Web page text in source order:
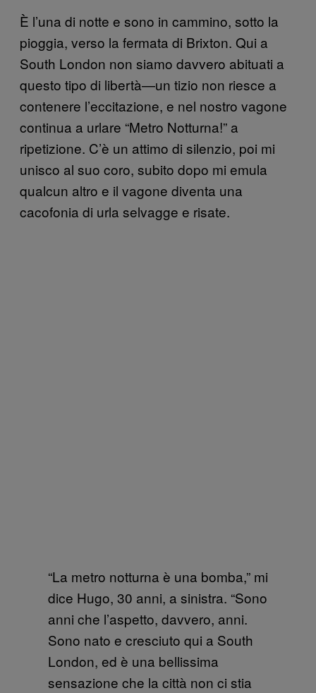
È l’una di notte e sono in cammino, sotto la
pioggia, verso la fermata di Brixton. Qui a
South London non siamo davvero abituati a
questo tipo di libertà—un tizio non riesce a
contenere l’eccitazione, e nel nostro vagone
continua a urlare “Metro Notturna!” a
ripetizione. C’è un attimo di silenzio, poi mi
unisco al suo coro, subito dopo mi emula
qualcun altro e il vagone diventa una
cacofonia di urla selvagge e risate.
“La metro notturna è una bomba,” mi
dice Hugo, 30 anni, a sinistra. “Sono
anni che l’aspetto, davvero, anni.
Sono nato e cresciuto qui a South
London, ed è una bellissima
sensazione che la città non ci stia